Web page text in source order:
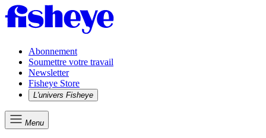
Abonnement
Soumettre votre travail
Newsletter
Fisheye Store
L'univers Fisheye
Menu